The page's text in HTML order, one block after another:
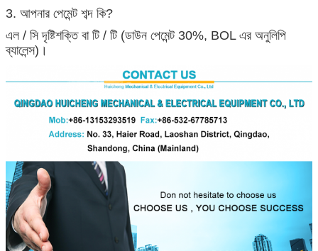
3. আপনার পেমেন্ট শব্দ কি?
এল / সি দৃষ্টিশক্তি বা টি / টি (ডাউন পেমেন্ট 30%, BOL এর অনুলিপি
ব্যালেন্স)।